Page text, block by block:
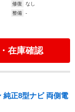
修復
なし
整備
-
在庫確認
純正8型ナビ 両側電